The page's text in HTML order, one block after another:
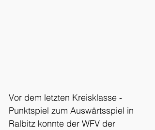
Vor dem letzten Kreisklasse -
Punktspiel zum Auswärtsspiel in
Ralbitz konnte der WFV der